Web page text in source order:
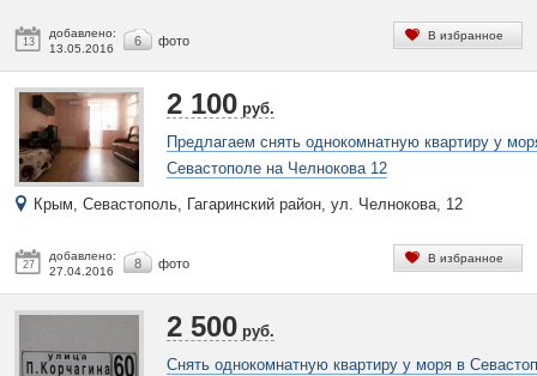
13
добавлено:
13.05.2016
6 фото В избранное
27
добавлено:
27.04.2016
8 фото
2 100 руб.
Предлагаем снять однокомнатную квартиру у
Севастополе на Челнокова 12
Крым, Севастополь, Гагаринский район, ул. Челнокова, 12
В избранное
2 500 руб.
Снять однокомнатную квартиру у моря в